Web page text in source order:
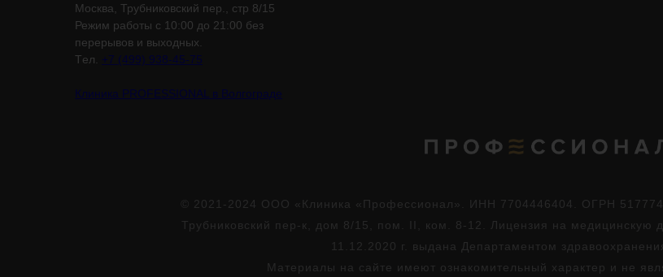
Москва, Трубниковский пер., стр 8/15
Режим работы с 10:00 до 21:00 без
перерывов и выходных.
Tел. +7 (499) 938-45-75
Клиника PROFESSIONAL в Волгограде
© 2021-2024 ООО «Клиника «Профессионал». ИНН 7704446404. ОГРН
Трубниковский пер-к, дом 8/15, пом. II, ком. 8-12. Лицензия на медицинскую
11.12.2020 г. выдана Департаментом
Материалы на сайте имеют ознакомительный характер и не